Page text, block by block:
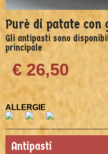
Purè di patate
Gli antipasti sono
principale
€ 26,50
ALLERGIE
Antipasti